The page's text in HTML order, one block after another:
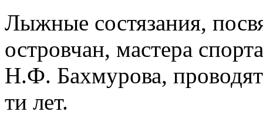
Лыжные состязания,
островчан, мастера
Н.Ф. Бахмурова,
ти лет.